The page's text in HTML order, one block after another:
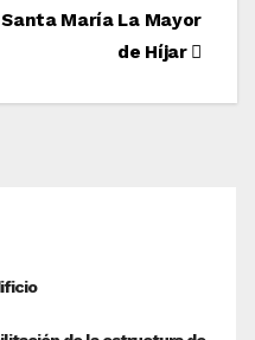
Santa María La Mayor
de Híjar